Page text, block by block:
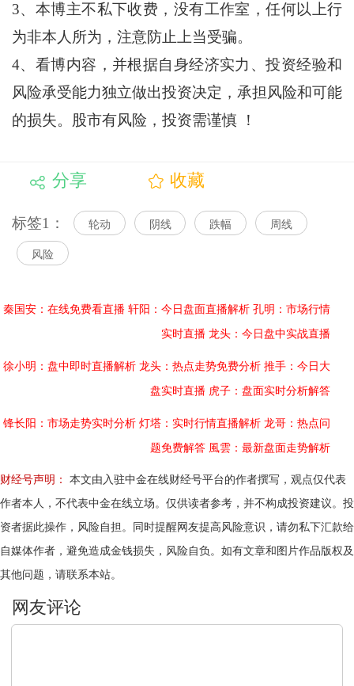
3、本博主不私下收费，没有工作室，任何以上行
为非本人所为，注意防止上当受骗。
4、看博内容，并根据自身经济实力、投资经验和
风险承受能力独立做出投资决定，承担风险和可能
的损失。股市有风险，投资需谨慎 ！
分享 收藏
标签1： 轮动 阴线 跌幅 周线
风险
秦国安：在线免费看直播 轩阳：今日盘面直播解析 孔明：市场行情
实时直播 龙头：今日盘中实战直播
徐小明：盘中即时直播解析 龙头：热点走势免费分析 推手：今日大
盘实时直播 虎子：盘面实时分析解答
锋长阳：市场走势实时分析 灯塔：实时行情直播解析 龙哥：热点问
题免费解答 風雲：最新盘面走势解析
财经号声明：
本文由入驻中金在线财经号平台的作者撰写，观点仅代表
作者本人，不代表中金在线立场。仅供读者参考，并不构成投资建议。投
资者据此操作，风险自担。同时提醒网友提高风险意识，请勿私下汇款给
自媒体作者，避免造成金钱损失，风险自负。如有文章和图片作品版权及
其他问题，请联系本站。